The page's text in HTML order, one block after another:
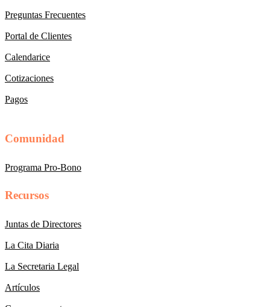
Preguntas Frecuentes
Portal de Clientes
Calendarice
Cotizaciones
Pagos
Comunidad
Programa Pro-Bono
Recursos
Juntas de Directores
La Cita Diaria
La Secretaria Legal
Artículos